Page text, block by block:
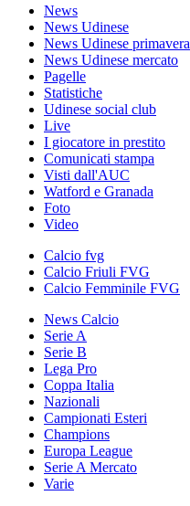
News
News Udinese
News Udinese primavera
News Udinese mercato
Pagelle
Statistiche
Udinese social club
Live
I giocatore in prestito
Comunicati stampa
Visti dall'AUC
Watford e Granada
Foto
Video
Calcio fvg
Calcio Friuli FVG
Calcio Femminile FVG
News Calcio
Serie A
Serie B
Lega Pro
Coppa Italia
Nazionali
Campionati Esteri
Champions
Europa League
Serie A Mercato
Varie